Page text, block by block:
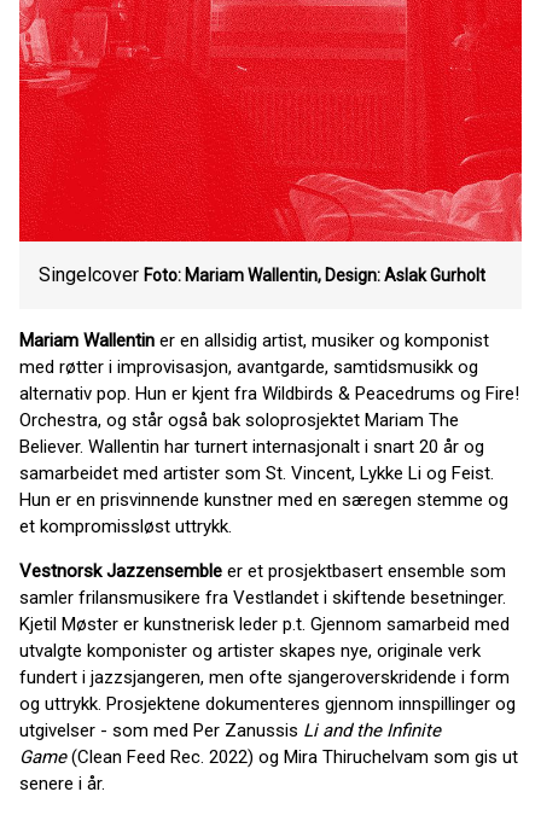
Singelcover Foto: Mariam Wallentin, Design: Aslak Gurholt
Mariam Wallentin er en allsidig artist, musiker og komponist
med røtter i improvisasjon, avantgarde, samtidsmusikk og
alternativ pop. Hun er kjent fra Wildbirds & Peacedrums og Fire!
Orchestra, og står også bak soloprosjektet Mariam The
Believer. Wallentin har turnert internasjonalt i snart 20 år og
samarbeidet med artister som St. Vincent, Lykke Li og Feist.
Hun er en prisvinnende kunstner med en særegen stemme og
et kompromissløst uttrykk.
Vestnorsk Jazzensemble er et prosjektbasert ensemble som
samler frilansmusikere fra Vestlandet i skiftende besetninger.
Kjetil Møster er kunstnerisk leder p.t. Gjennom samarbeid med
utvalgte komponister og artister skapes nye, originale verk
fundert i jazzsjangeren, men ofte sjangeroverskridende i form
og uttrykk. Prosjektene dokumenteres gjennom innspillinger og
utgivelser - som med Per Zanussis Li and the Infinite
Game(Clean Feed Rec. 2022) og Mira Thiruchelvam som gis ut
senere i år.